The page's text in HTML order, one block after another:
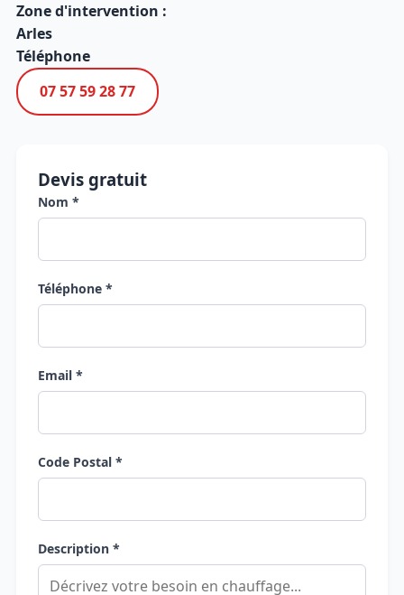
Zone d'intervention :
Arles
Téléphone
07 57 59 28 77
Devis gratuit
Nom *
Téléphone *
Email *
Code Postal *
Description *